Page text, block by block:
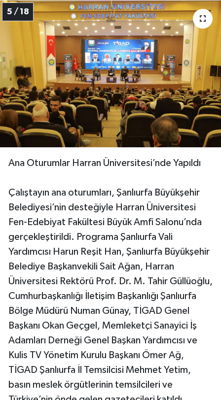
5 / 18
Ana Oturumlar Harran Üniversitesi’nde Yapıldı
Çalıştayın ana oturumları, Şanlıurfa Büyükşehir
Belediyesi’nin desteğiyle Harran Üniversitesi
Fen-Edebiyat Fakültesi Büyük Amfi Salonu’nda
gerçekleştirildi. Programa Şanlıurfa Vali
Yardımcısı Harun Reşit Han, Şanlıurfa Büyükşehir
Belediye Başkanvekili Sait Ağan, Harran
Üniversitesi Rektörü Prof. Dr. M. Tahir Güllüoğlu,
Cumhurbaşkanlığı İletişim Başkanlığı Şanlıurfa
Bölge Müdürü Numan Günay, TİGAD Genel
Başkanı Okan Geçgel, Memleketçi Sanayici İş
Adamları Derneği Genel Başkan Yardımcısı ve
Kulis TV Yönetim Kurulu Başkanı Ömer Ağ,
TİGAD Şanlıurfa İl Temsilcisi Mehmet Yetim,
basın meslek örgütlerinin temsilcileri ve